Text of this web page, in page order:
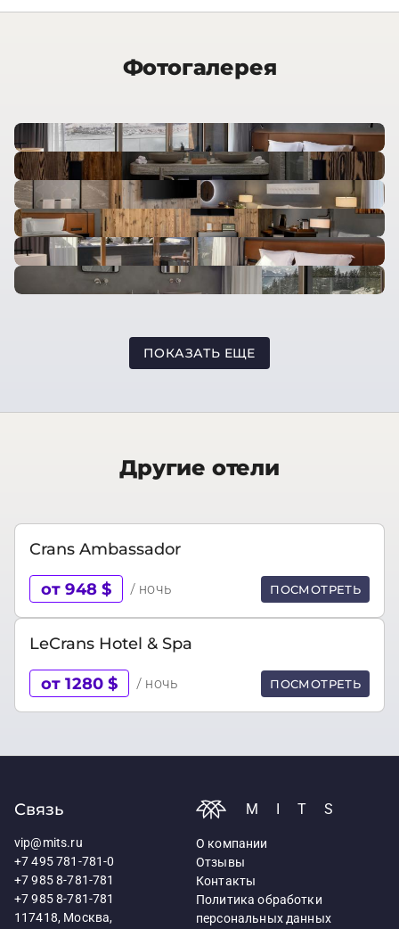
Фотогалерея
ПОКАЗАТЬ ЕЩЕ
Другие отели
Crans Ambassador
от 948 $ / ночь ПОСМОТРЕТЬ
LeCrans Hotel & Spa
от 1280 $ / ночь ПОСМОТРЕТЬ
Связь
vip@mits.ru
+7 495 781-781-0
+7 985 8-781-781
+7 985 8-781-781
117418, Москва,
MITS
О компании
Отзывы
Контакты
Политика обработки
персональных данных